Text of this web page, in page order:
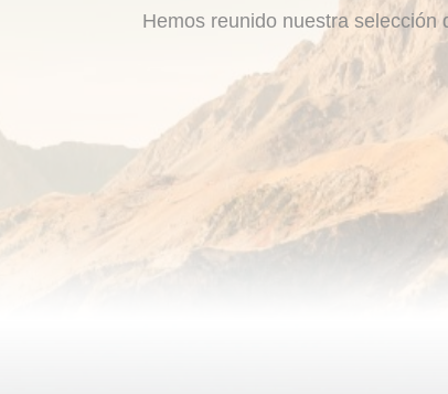
Hemos reunido nuestra